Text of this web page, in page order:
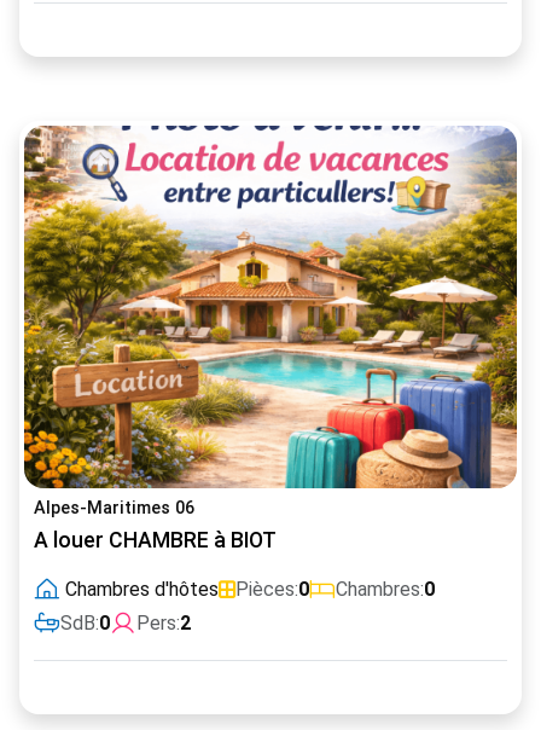
Alpes-Maritimes 06
A louer CHAMBRE à BIOT
Chambres d'hôtes Pièces:0 Chambres:0
SdB:0 Pers:2